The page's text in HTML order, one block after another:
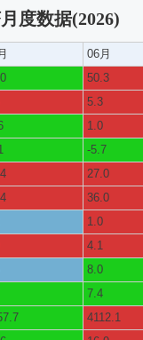
度数据(2026)
06月
50.3
5.3
1.0
-5.7
27.0
36.0
1.0
4.1
8.0
7.4
4112.1